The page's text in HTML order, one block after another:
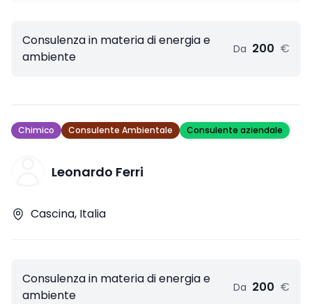
Consulenza in materia di energia e
ambiente
Da 200 €
Chimico Consulente Ambientale Consulente aziendale
Leonardo Ferri
Cascina, Italia
Consulenza in materia di energia e
ambiente
Da 200 €